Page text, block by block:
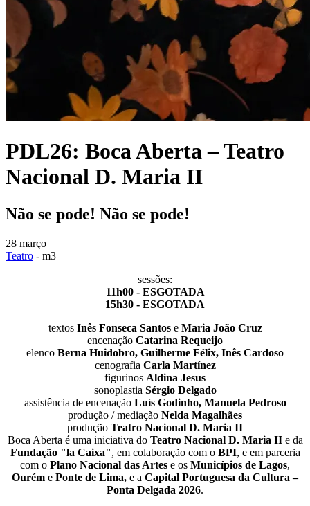
PDL26: Boca Aberta – Teatro
Nacional D. Maria II
Não se pode! Não se pode!
28 março
Teatro - m3
sessões:
11h00 - ESGOTADA
15h30 - ESGOTADA
textos Inês Fonseca Santose Maria João Cruz
encenação Catarina Requeijo
elenco Berna Huidobro, Guilherme Félix, Inês Cardoso
cenografia Carla Martínez
figurinos Aldina Jesus
sonoplastia Sérgio Delgado
assistência de encenação Luís Godinho, Manuela Pedroso
produção / mediação Nelda Magalhães
produção Teatro Nacional D. Maria II
Boca Aberta é uma iniciativa do Teatro Nacional D. Maria IIe da
Fundação "la Caixa", em colaboração com o BPI, e em parceria
com o Plano Nacional das Artes e os Municípios de Lagos,
Ourém e Ponte de Lima, e a Capital Portuguesa da Cultura –
Ponta Delgada 2026.